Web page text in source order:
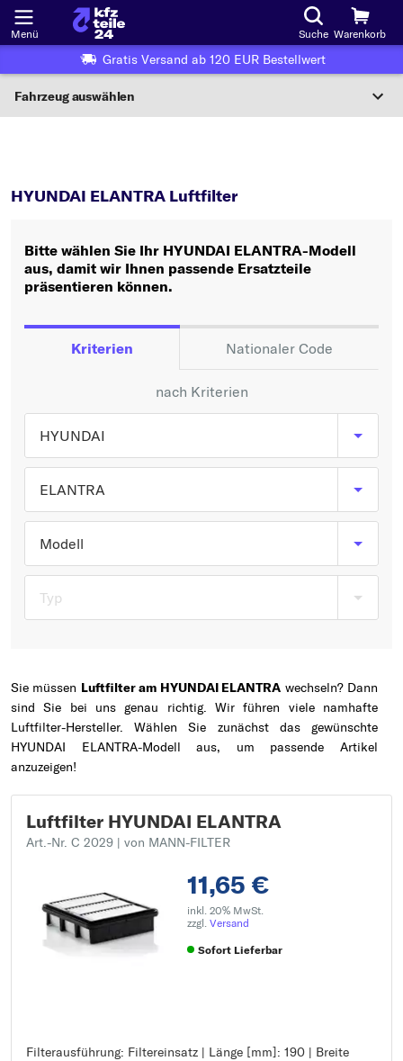
Menü Suche Warenkorb
Gratis Versand ab 120 EUR Bestellwert
Fahrzeug auswählen
Wo finde ich die?
Oder
Oder Fahrzeugauswahl nach Kriterien:
Hersteller wählen
Typ wählen
HYUNDAI ELANTRA Luftfilter
Bitte wählen Sie Ihr HYUNDAI ELANTRA-Modell
aus, damit wir Ihnen passende Ersatzteile
präsentieren können.
Kriterien Nationaler Code
nach Kriterien
HYUNDAI
ELANTRA
Modell
Typ
Sie müssen Luftfilter am HYUNDAI ELANTRA wechseln? Dann
sind Sie bei uns genau richtig. Wir führen viele namhafte
Luftfilter-Hersteller. Wählen Sie zunächst das gewünschte
HYUNDAI ELANTRA-Modell aus, um passende Artikel
anzuzeigen!
Luftfilter HYUNDAI ELANTRA
Art.-Nr. C 2029 | von MANN-FILTER
11,65 €
inkl. 20% MwSt.
zzgl. Versand
Sofort Lieferbar
Filterausführung: Filtereinsatz | Länge [mm]: 190 | Breite
Filterausführung: Filtereinsatz